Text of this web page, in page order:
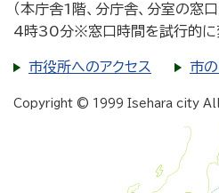
（本庁舎1階、分庁舎、分室の
4時30分※窓口時間を試行的に
市役所へのアクセス 市
Copyright © 1999 Isehara city